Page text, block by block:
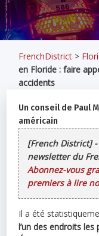
FrenchDistrict >
en Floride : faire
accidents
Un conseil de Paul
américain
[French District]
newsletter du
Abonnez-vous
premiers à lire
Il a été
l’un des endroits